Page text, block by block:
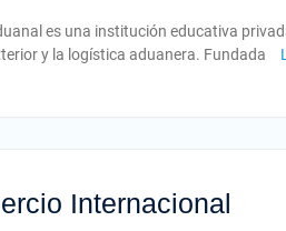
es una institución educativa
y la logística aduanera. Fundada
Internacional